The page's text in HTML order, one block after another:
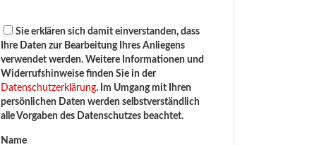
Sie erklären sich damit einverstanden, dass
Ihre Daten zur Bearbeitung Ihres Anliegens
verwendet werden. Weitere Informationen und
Widerrufshinweise finden Sie in der
Datenschutzerklärung. Im Umgang mit Ihren
persönlichen Daten werden selbstverständlich
alle Vorgaben des Datenschutzes beachtet.
Name